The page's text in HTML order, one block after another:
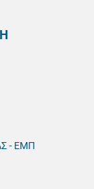
- ΕΜΠ